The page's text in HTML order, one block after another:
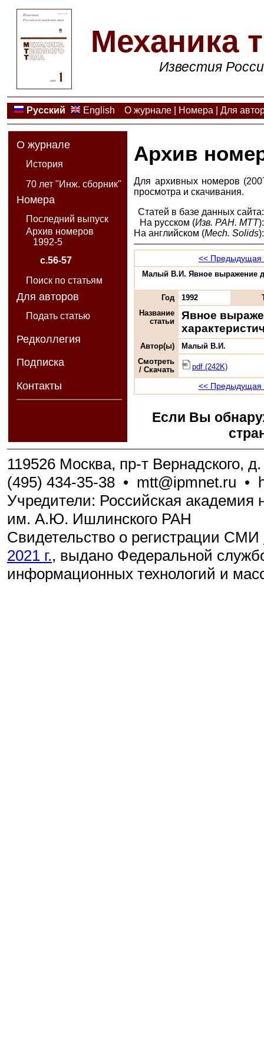
Механика
Известия
Русский English О журнале| Номера Для
О журнале
История
70 лет "Инж. сборник"
Номера
Последний выпуск
Архив номеров
1992-5
с.56-57
Поиск по статьям
Для авторов
Подать статью
Редколлегия
Подписка
Контакты
Архив
Для архивных номеров
просмотра и скачивания.
Статей в базе данных сайта:
На русском (Изв. РАН. МТТ):
На английском (Mech. Solids):
<< Предыдущая
Малый В.И. Явное выражение
Год 1992
Название
статьи
Явное
Автор(ы)
Малый В.И.
Смотреть
/ Скачать
pdf (242K)
<< Предыдущая
Если Вы
119526 Москва, пр-т Вернадского,
(495) 434-35-38 • mtt@ipmnet.ru •
Учредители: Российская академия
им. А.Ю. Ишлинского РАН
Свидетельство о регистрации СМИ
2021 г., выдано Федеральной
информационных технологий и